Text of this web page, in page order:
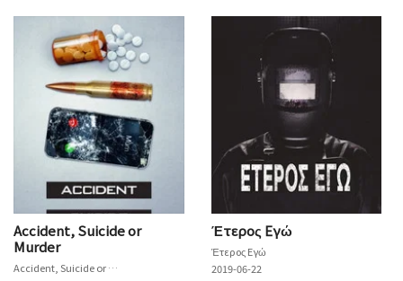
Accident, Suicide or
Murder
Accident, Suicide or Murder
Έτερος Εγώ
Έτερος Εγώ
2019-06-22